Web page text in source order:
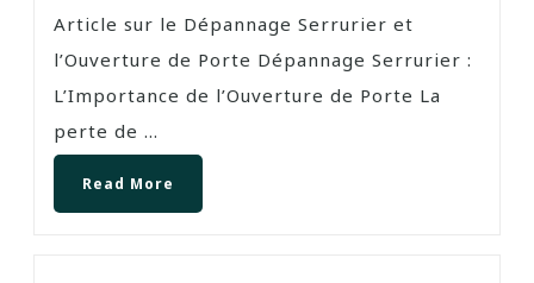
Article sur le Dépannage Serrurier et
l’Ouverture de Porte Dépannage Serrurier :
L’Importance de l’Ouverture de Porte La
perte de ...
Read More